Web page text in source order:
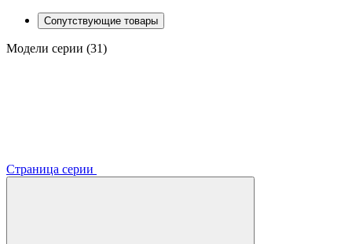
Сопутствующие товары
Модели серии (31)
Страница серии